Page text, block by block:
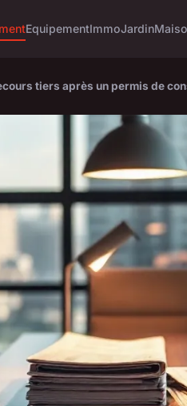
EquipementImmoJardin
tiers après un permis de